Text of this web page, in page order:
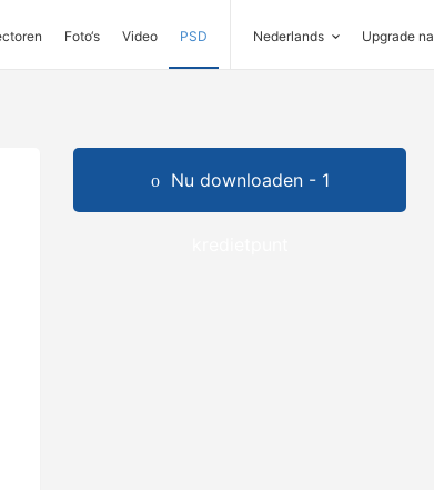
Foto‘s Video PSD Nederlands Upgrade
Nu downloaden - 1